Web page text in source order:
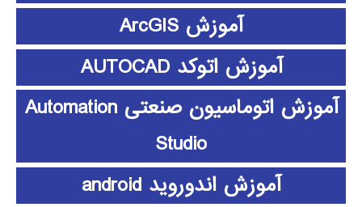
آموزش ArcGIS
آموزش اتوکد AUTOCAD
آموزش اتوماسیون صنعتی Automation
Studio
آموزش اندوروید android